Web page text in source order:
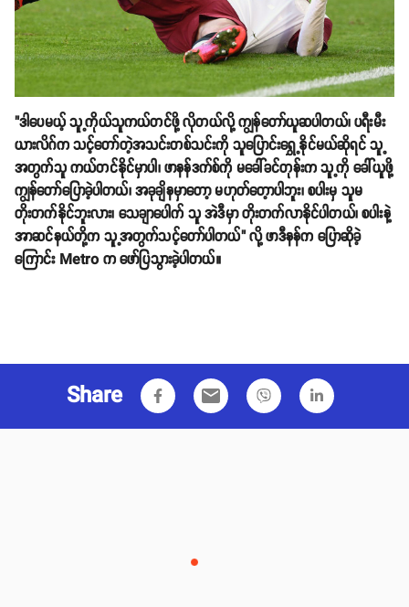
"ဒါပေမယ့် သူ့ကိုယ်သူကယ်တင်ဖို့ လိုတယ်လို့ ကျွန်တော်ယူဆပါတယ်၊ ပရီးမီး
ယားလိဂ်က သင့်တော်တဲ့အသင်းတစ်သင်းကို သူပြောင်းရွှေ့နိုင်မယ်ဆိုရင် သူ့
အတွက်သူ ကယ်တင်နိုင်မှာပါ၊ ဖာနန်ဒက်စ်ကို မခေါ်ခင်တုန်းက သူ့ကို ခေါ်ယူဖို့
ကျွန်တော်ပြောခဲ့ပါတယ်၊ အခုချိနမှာတော့ မဟုတ်တေ့ာပါဘူး၊ စပါးမှ သူမ
တိုးတက်နိုင်ဘူးလား၊ သေချာပေါက် သူ အဲဒီမှာ တိုးတက်လာနိုင်ပါတယ်၊ စပါးနဲ့
အာဆင်နယ်တို့က သူ့အတွက်သင့်တော်ပါတယ်" လို့ ဖာဒီနန်က ပြောဆိုခဲ့
ကြောင်း Metro က ဖော်ပြသွားခဲ့ပါတယ်။
Share email